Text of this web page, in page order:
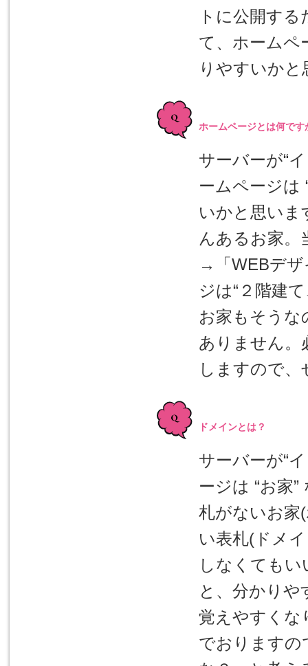
トに公開す
て、ホームペ
りやすいかと
ホームページとは何です
サーバーが“
ームページは
いかと思いま
んあるお家。
→「WEBデザ
ジは“２階建
お家もそうな
ありません。
しますので
ドメインとは？
サーバーが“
ージは “お家
札がないお家
い表札(ドメ
しなくても
と、分かりや
覚えやすくな
でおりますの